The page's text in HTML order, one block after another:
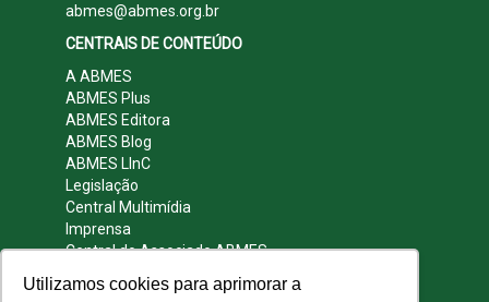
Utilizamos cookies para aprimorar a
abmes@abmes.org.br
CENTRAIS DE CONTEÚDO
A ABMES
ABMES Plus
ABMES Editora
ABMES Blog
ABMES LInC
Legislação
Central Multimídia
Imprensa
Central do Associado ABMES